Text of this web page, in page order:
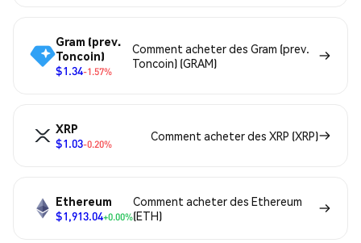
Gram (prev.
Toncoin)
$1.34-1.57%
Comment acheter des Gram (prev.
Toncoin) (GRAM)
XRP
$1.03-0.20%
Comment acheter des XRP (XRP)
Ethereum
$1,913.04+0.00%
Comment acheter des Ethereum
(ETH)